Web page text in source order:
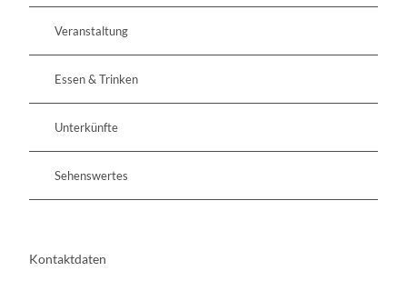
Veranstaltung
Essen & Trinken
Unterkünfte
Sehenswertes
Kontaktdaten